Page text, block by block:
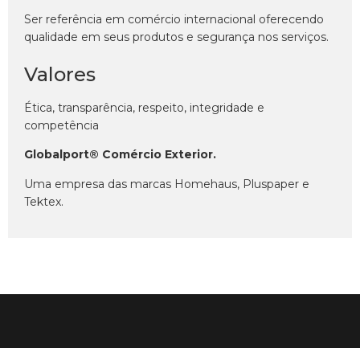
Ser referência em comércio internacional oferecendo
qualidade em seus produtos e segurança nos serviços.
Valores
Ética, transparência, respeito, integridade e
competência
Globalport® Comércio Exterior.
Uma empresa das marcas Homehaus, Pluspaper e
Tektex.